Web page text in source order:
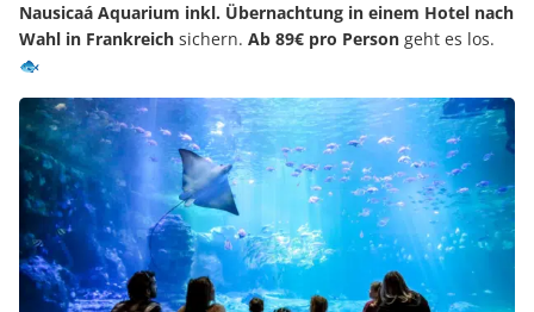
Nausicaá Aquarium inkl. Übernachtung in einem Hotel nach
Wahl in Frankreich sichern. Ab 89€ pro Person geht es los.
🐟